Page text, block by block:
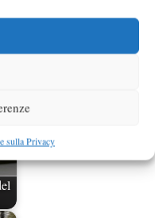
sulla Privacy